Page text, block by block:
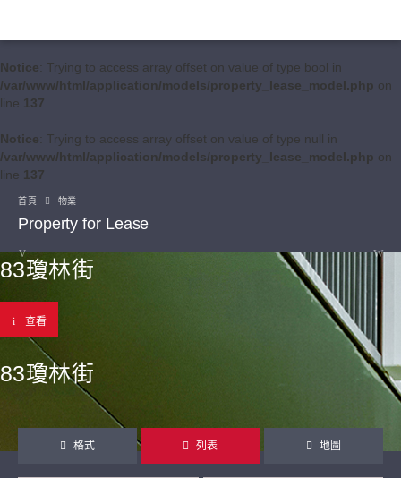
Notice: Trying to access array offset on value of type bool in
/var/www/html/application/models/property_lease_model.php on
line 137
Notice: Trying to access array offset on value of type null in
/var/www/html/application/models/property_lease_model.php on
line 137
首頁 物業
Property for Lease
83瓊林街
查看
83瓊林街
格式 列表 地圖